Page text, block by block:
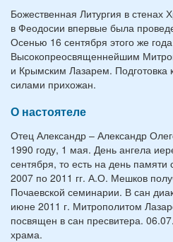
Божественная Литургия в стенах
в Феодосии впервые была
Осенью 16 сентября этого же
Высокопреосвященнейшим
и Крымским Лазарем.
силами прихожан.
О настоятеле
Отец Александр – Александр
1990 году, 1 мая. День ангела
сентября, то есть на день памяти
2007 по 2011 гг. А.О. Мешков
Почаевской семинарии. В сан
июне 2011 г. Митрополитом
посвящен в сан пресвитера.
храма.